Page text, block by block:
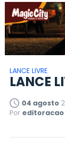
LANCE LIVRE
LANCE
04 agosto
Por editoracao